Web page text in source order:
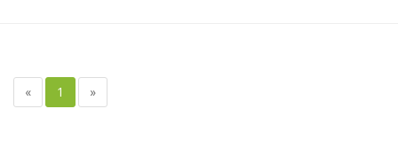
« 1 »